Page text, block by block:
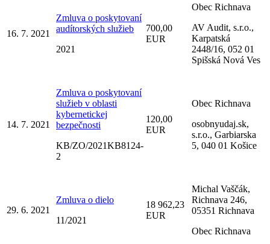
16. 7. 2021
Zmluva o poskytovaní
audítorských služieb
2021
700,00
EUR
Obec Richnava
AV Audit, s.r.o.,
Karpatská
2448/16, 052 01
Spišská Nová Ves
14. 7. 2021
Zmluva o poskytovaní
služieb v oblasti
kybernetickej
bezpečnosti
KB/ZO/2021KB8124-
2
120,00
EUR
Obec Richnava
osobnyudaj.sk,
s.r.o., Garbiarska
5, 040 01 Košice
29. 6. 2021
Zmluva o dielo
11/2021
18 962,23
EUR
Michal Vaščák,
Richnava 246,
05351 Richnava
Obec Richnava